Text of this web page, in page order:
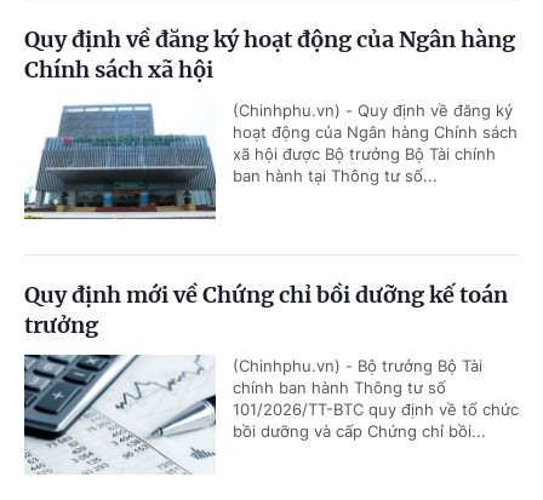
Quy định về đăng ký hoạt động của Ngân hàng
Chính sách xã hội
(Chinhphu.vn) - Quy định về đăng ký
hoạt động của Ngân hàng Chính sách
xã hội được Bộ trưởng Bộ Tài chính
ban hành tại Thông tư số...
Quy định mới về Chứng chỉ bồi dưỡng kế toán
trưởng
(Chinhphu.vn) - Bộ trưởng Bộ Tài
chính ban hành Thông tư số
101/2026/TT-BTC quy định về tổ chức
bồi dưỡng và cấp Chứng chỉ bồi...